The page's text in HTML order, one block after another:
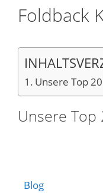
Foldback
Unsere Top 20
Unsere Top
Blog